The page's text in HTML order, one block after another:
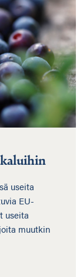
useita
EU-
useita
muutkin